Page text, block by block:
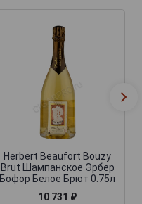
Herbert Beaufort Bouzy
Brut Шампанское Эрбер
Бофор Белое Брют 0.75л
10 731 ₽